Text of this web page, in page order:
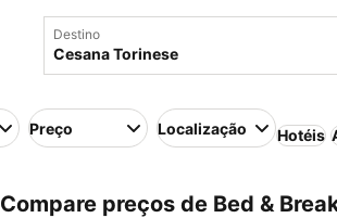
Destino
Preço Localização Hotéis
Compare preços de Bed &